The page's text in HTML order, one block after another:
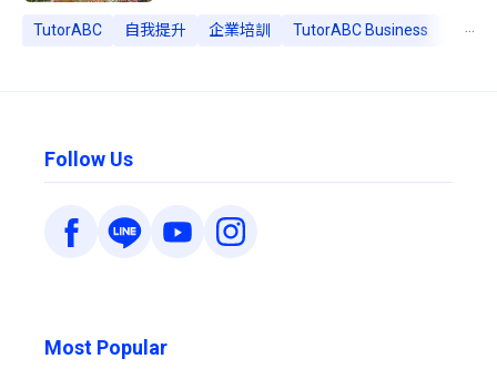
TutorABC 自我提升 企業培訓 TutorABC Business 企業
...
Follow Us
Most Popular